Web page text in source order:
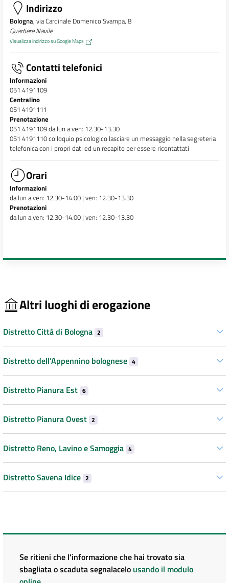
Indirizzo
Bologna, via Cardinale Domenico Svampa, 8
Quartiere Navile
Visualizza indirizzo su Google Maps
Contatti telefonici
Informazioni
051 4191109
Centralino
051 4191111
Prenotazione
051 4191109 da lun a ven: 12.30-13.30
051 4191110 colloquio psicologico lasciare un messaggio nella segreteria
telefonica con i propri dati ed un recapito per essere ricontattati
Orari
Informazioni
da lun a ven: 12.30-14.00 | ven: 12.30-13.30
Prenotazioni
da lun a ven: 12.30-14.00 | ven: 12.30-13.30
Altri luoghi di erogazione
Distretto Città di Bologna 2
Distretto dell’Appennino bolognese 4
Distretto Pianura Est 6
Distretto Pianura Ovest 2
Distretto Reno, Lavino e Samoggia 4
Distretto Savena Idice 2
Se ritieni che l'informazione che hai trovato sia
sbagliata o scaduta segnalacelo usando il modulo